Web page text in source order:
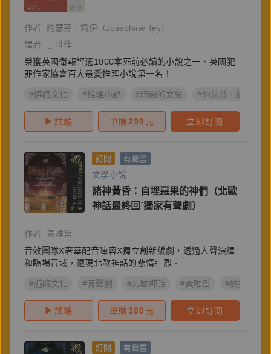
作者
約瑟芬．鐵伊（Josephine Tey）
譯者
丁世佳
榮獲英國衛報評選1000本死前必讀的小說之一、英國犯
罪作家協會百大最愛推理小說第一名！
#遍路文化 #推理小說 #時間的女兒 #約瑟芬．鐵伊
試聽 單購299 元 立即訂閱
訂閱 有聲書
文學小說
諸神黃昏：自埋惡果的神們（北歐
神話最終回˙獨家有聲劇）
作者
黃唯哲
音效團隊X奢華配音陣容X獨立創新編劇，透過人聲演繹
和臨場音域，體現北歐神話的悲情壯烈。
#遍路文化 #有聲劇 #北歐神話 #黃唯哲 #廣播劇
試聽 單購380 元 立即訂閱
訂閱 有聲書